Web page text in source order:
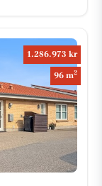
1.286.973 kr
96 m2